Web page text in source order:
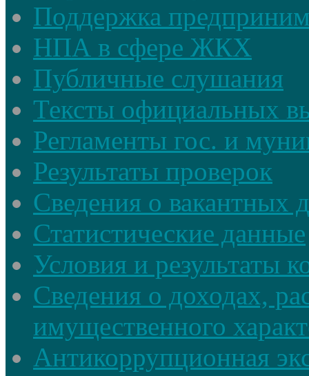
Поддержка
НПА в сфере ЖКХ
Публичные слушания
Тексты официальных
Регламенты гос. и
Результаты проверок
Сведения о вакантных
Статистические данные
Условия и результаты
Сведения о доходах,
имущественного
Антикоррупционная